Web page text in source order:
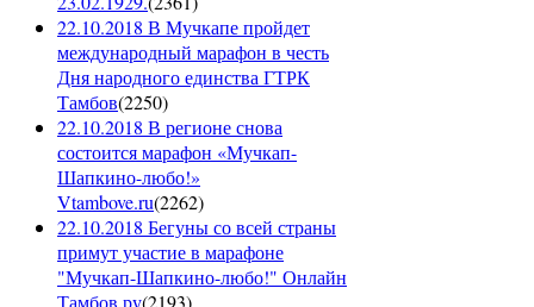
22.10.2018 В Мучкапе пройдет
международный марафон в честь
Дня народного единства ГТРК
Тамбов(2250)
22.10.2018 В регионе снова
состоится марафон «Мучкап-
Шапкино-любо!»
Vtambove.ru(2262)
22.10.2018 Бегуны со всей страны
примут участие в марафоне
"Мучкап-Шапкино-любо!" Онлайн